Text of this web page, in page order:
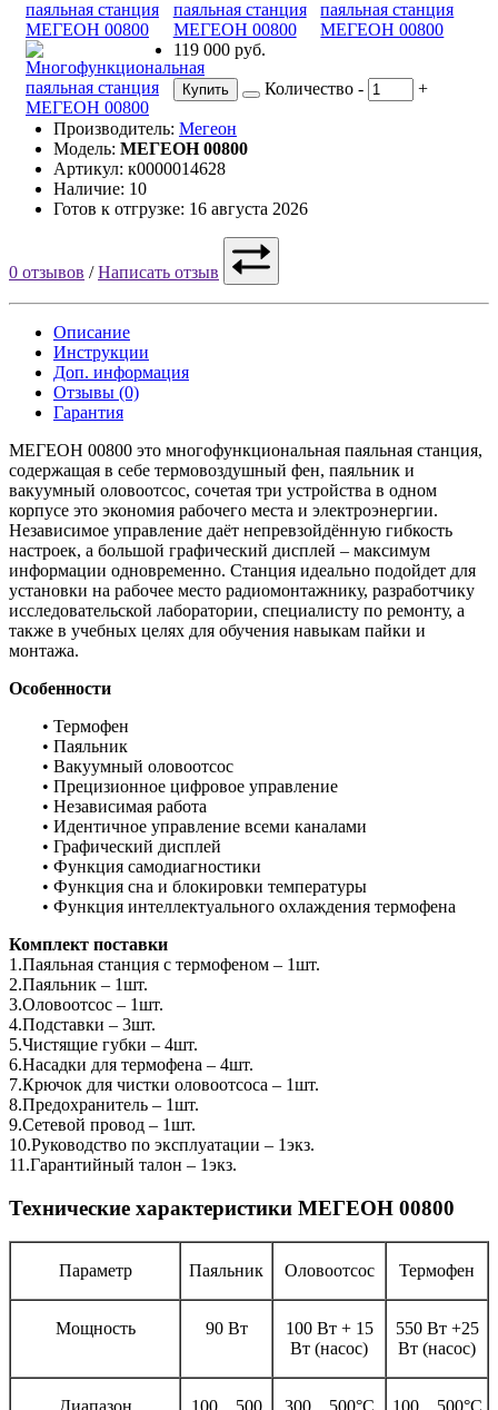
119 000 руб.
Купить Количество - +
Производитель: Мегеон
Модель: МЕГЕОН 00800
Артикул: к0000014628
Наличие: 10
Готов к отгрузке: 16 августа 2026
0 отзывов /Написать отзыв
Описание
Инструкции
Доп. информация
Отзывы (0)
Гарантия
МЕГЕОН 00800 это многофункциональная паяльная станция,
содержащая в себе термовоздушный фен, паяльник и
вакуумный оловоотсос, сочетая три устройства в одном
корпусе это экономия рабочего места и электроэнергии.
Независимое управление даёт непревзойдённую гибкость
настроек, а большой графический дисплей – максимум
информации одновременно. Станция идеально подойдет для
установки на рабочее место радиомонтажнику, разработчику
исследовательской лаборатории, специалисту по ремонту, а
также в учебных целях для обучения навыкам пайки и
монтажа.
Особенности
• Термофен
• Паяльник
• Вакуумный оловоотсос
• Прецизионное цифровое управление
• Независимая работа
• Идентичное управление всеми каналами
• Графический дисплей
• Функция самодиагностики
• Функция сна и блокировки температуры
• Функция интеллектуального охлаждения термофена
Комплект поставки
1.Паяльная станция с термофеном – 1шт.
2.Паяльник – 1шт.
3.Оловоотсос – 1шт.
4.Подставки – 3шт.
5.Чистящие губки – 4шт.
6.Насадки для термофена – 4шт.
7.Крючок для чистки оловоотсоса – 1шт.
8.Предохранитель – 1шт.
9.Сетевой провод – 1шт.
10.Руководство по эксплуатации – 1экз.
11.Гарантийный талон – 1экз.
Технические характеристики МЕГЕОН 00800
Параметр Паяльник Оловоотсос Термофен
Мощность 90 Вт
100 Вт + 15
Вт (насос)
550 Вт +25
Вт (насос)